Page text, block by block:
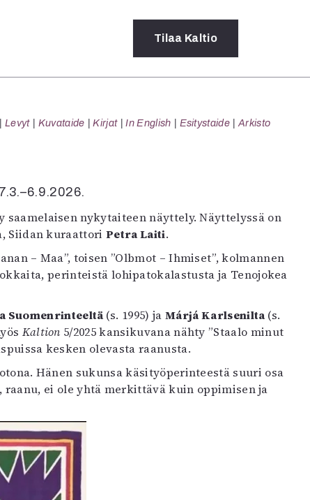
Tilaa Kaltio
Levyt Kuvataide Kirjat In English Esitystaide Arkisto
saamelaisen nykytaiteen näyttely. Näyttelyssä on
Siidan kuraattoriPetra Laiti.
– Maa”, toisen ”Olbmot – Ihmiset”, kolmannen
perinteistä lohipatokalastusta ja Tenojokea
Suomenrinteeltä (s. 1995) jaMárjá Karlsenilta (s.
Kaltion 5/2025 kansikuvana nähty ”Staalo minut
kesken olevasta raanusta.
Hänen sukunsa käsityöperinteestä suuri osa
ei ole yhtä merkittävä kuin oppimisen ja